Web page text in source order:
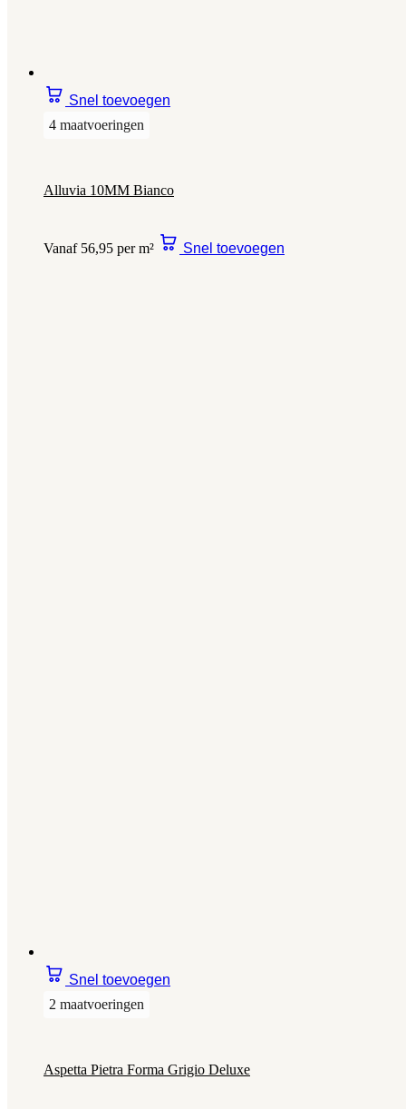
Snel toevoegen
4 maatvoeringen
Alluvia 10MM Bianco
Vanaf 56,95 per m² Snel toevoegen
Snel toevoegen
2 maatvoeringen
Aspetta Pietra Forma Grigio Deluxe